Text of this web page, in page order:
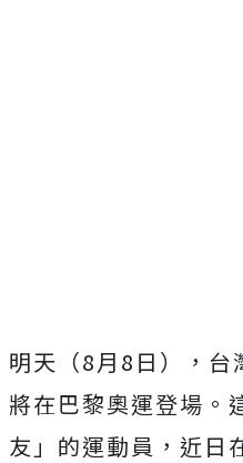
明天（8月8日），台
將在巴黎奧運登場。
友」的運動員，近日